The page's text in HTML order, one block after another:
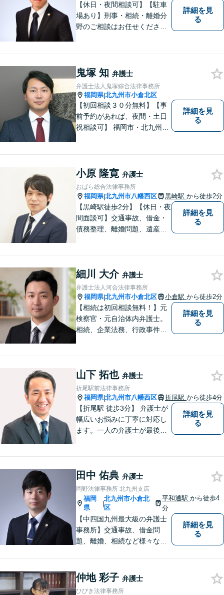
【休日・夜間相談可】【駐車
場あり】刑事・相続・離婚分
野のご相談はお任せくださ
ら弁護士になった特殊な経緯
あり。【電話相談可】
詳細を見
る
鬼塚 知 弁護士
弁護士法人鬼塚綜合法律事務所
福岡県|北九州市小倉北区
【初回相談３０分無料】【事
前予約があれば、夜間・土日
祝相談可】 福岡市・北九州市
れています。 スピーディーか
つ依頼者様満足の高い事件処
理をモットーにしています。
詳細を見
る
小原 隆寛 弁護士
おばら総合法律事務所
福岡県|北九州市八幡西区 黒崎駅 から徒歩2分
【黒崎駅徒歩2分】【休日・夜
間面談可】交通事故、借金・
債務整理、離婚問題、遺産相
と弁護士に相談してもいいの
かな」と思わず、遠慮なくご
相談ください。
詳細を見
る
細川 大介 弁護士
弁護士法人河合法律事務所
福岡県|北九州市小倉北区 小倉駅 から徒歩2分
【相続は初回相談無料！】元
検察官・元自治体内弁護士。
相続、企業法務、行政事件、
詳細を見
る
山下 拓也 弁護士
折尾駅前法律事務所
福岡県|北九州市八幡西区 折尾駅 から徒歩4分
【折尾駅 徒歩3分】 弁護士が
幅広いお悩みに丁寧に対応し
ます。一人の弁護士が最後ま
です。【丁寧な対応】
詳細を見
る
田中 佑典 弁護士
岡野法律事務所 北九州支店
福岡
県
|
北九州市小倉北
区
平和通駅から徒歩4
分
【中四国九州最大級の弁護士
事務所】交通事故、借金問
題、離婚、相続など様々な問
まずはお気軽にご相談くださ
い！
詳細を見
る
仲地 彩子 弁護士
ひびき法律事務所